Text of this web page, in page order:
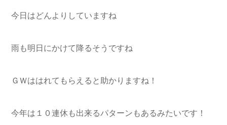
今日はどんよりしていますね
雨も明日にかけて降るそうですね
ＧＷははれてもらえると助かりますね！
今年は１０連休も出来るパターンもあるみたいです！